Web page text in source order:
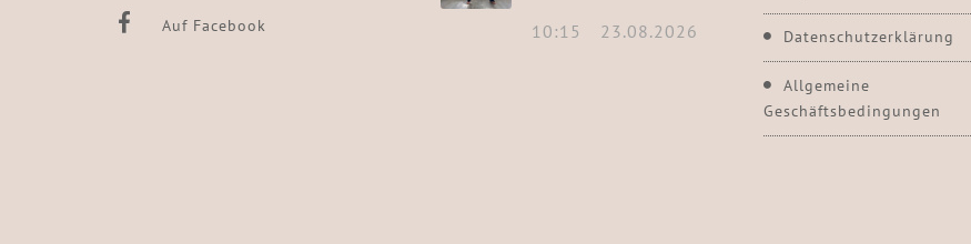
Auf Facebook 10:15 23.08.2026 Datenschutzerklärung
Allgemeine
Geschäftsbedingungen